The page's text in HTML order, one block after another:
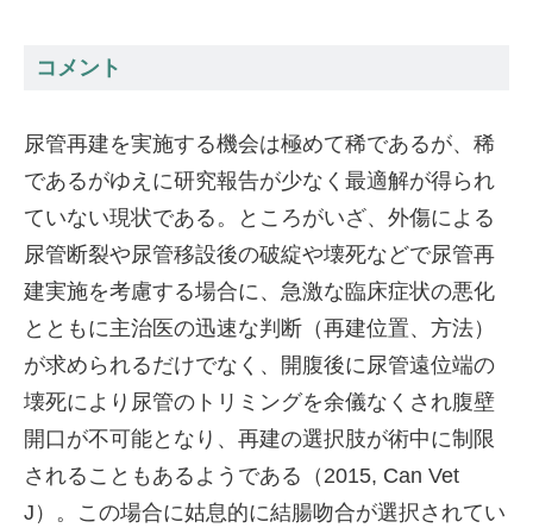
コメント
尿管再建を実施する機会は極めて稀であるが、稀
であるがゆえに研究報告が少なく最適解が得られ
ていない現状である。ところがいざ、外傷による
尿管断裂や尿管移設後の破綻や壊死などで尿管再
建実施を考慮する場合に、急激な臨床症状の悪化
とともに主治医の迅速な判断（再建位置、方法）
が求められるだけでなく、開腹後に尿管遠位端の
壊死により尿管のトリミングを余儀なくされ腹壁
開口が不可能となり、再建の選択肢が術中に制限
されることもあるようである（2015, Can Vet
J）。この場合に姑息的に結腸吻合が選択されてい